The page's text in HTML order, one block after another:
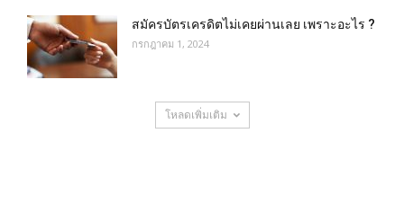
สมัครบัตรเครดิตไม่เคยผ่านเลย เพราะอะไร ?
กรกฎาคม 1, 2024
โหลดเพิ่มเติม